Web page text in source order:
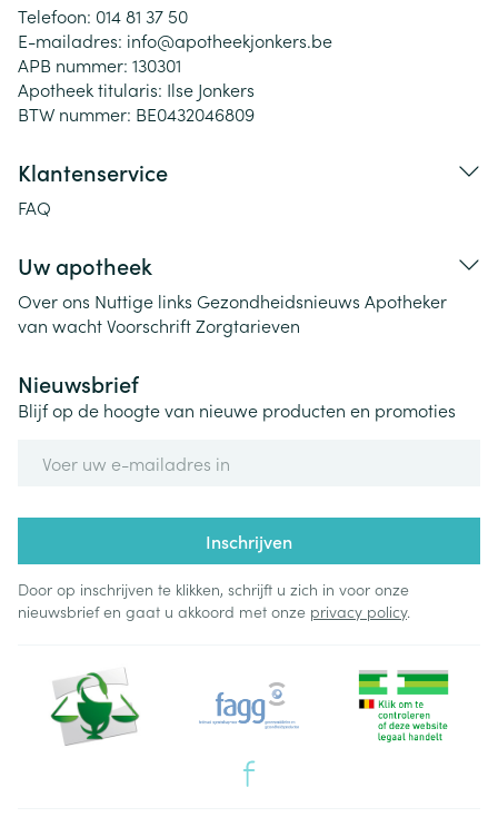
Telefoon: 014 81 37 50
E-mailadres: info@apotheekjonkers.be
APB nummer: 130301
Apotheek titularis: Ilse Jonkers
BTW nummer: BE0432046809
Klantenservice
FAQ
Uw apotheek
Over ons Nuttige links Gezondheidsnieuws Apotheker
van wachtVoorschriftZorgtarieven
Nieuwsbrief
Blijf op de hoogte van nieuwe producten en promoties
Inschrijven
Door op inschrijven te klikken, schrijft u zich in voor onze
nieuwsbrief en gaat u akkoord met onze privacy policy.